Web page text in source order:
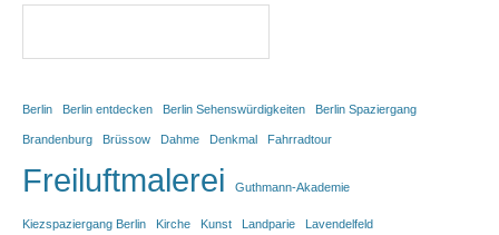
Berlin Berlin entdecken Berlin Sehenswürdigkeiten Berlin Spaziergang
Brandenburg Brüssow Dahme Denkmal Fahrradtour
Freiluftmalerei Guthmann-Akademie
Kiezspaziergang Berlin Kirche Kunst Landparie Lavendelfeld